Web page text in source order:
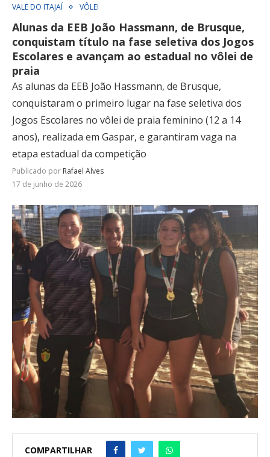
VALE DO ITAJAÍ
VÔLEI
Alunas da EEB João Hassmann, de Brusque,
conquistam título na fase seletiva dos Jogos
Escolares e avançam ao estadual no vôlei de
praia
As alunas da EEB João Hassmann, de Brusque,
conquistaram o primeiro lugar na fase seletiva dos
Jogos Escolares no vôlei de praia feminino (12 a 14
anos), realizada em Gaspar, e garantiram vaga na
etapa estadual da competição
Publicado por Rafael Alves
17 de junho de 2026
COMPARTILHAR